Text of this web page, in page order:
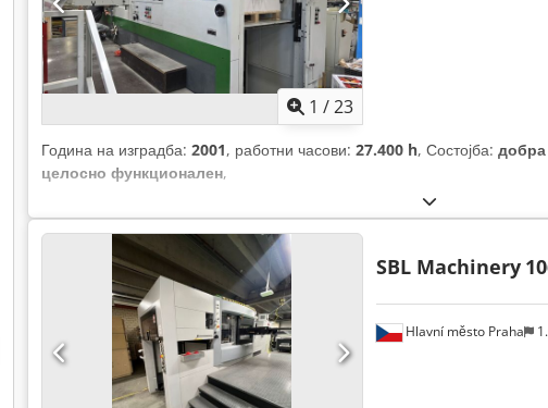
1 /23
Година на изградба: 2001, работни часови: 27.400 h, Состојба: добра
целосно функционален,
Hlavní město Praha
SBL Machinery